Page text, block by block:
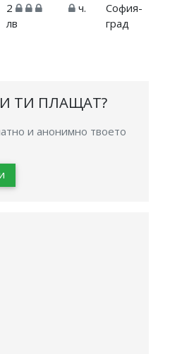
2
лв
ч.
София-
град
ТИ ПЛАЩАТ?
и анонимно твоето